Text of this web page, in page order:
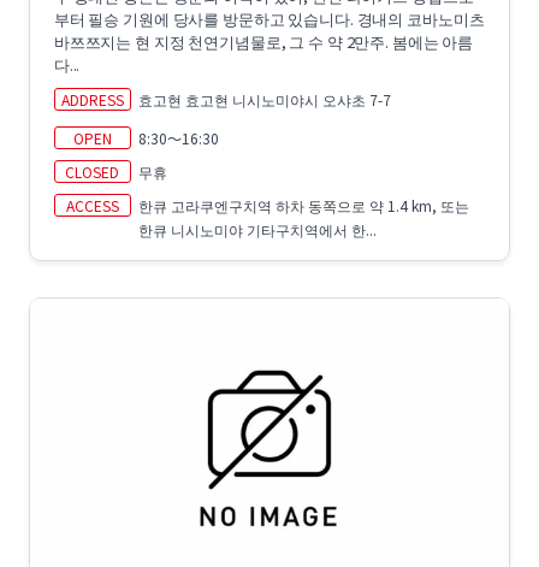
부터 필승 기원에 당사를 방문하고 있습니다. 경내의 코바노미츠
바쯔쯔지는 현 지정 천연기념물로, 그 수 약 2만주. 봄에는 아름
다...
ADDRESS
효고현 효고현 니시노미야시 오샤초 7-7
OPEN
8:30～16:30
CLOSED
무휴
ACCESS
한큐 고라쿠엔구치역 하차 동쪽으로 약 1.4 km, 또는
한큐 니시노미야 기타구치역에서 한...